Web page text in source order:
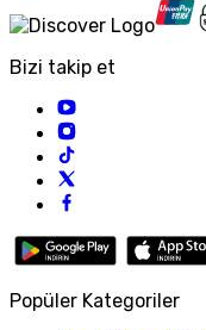
Bizi takip et
Popüler Kategoriler